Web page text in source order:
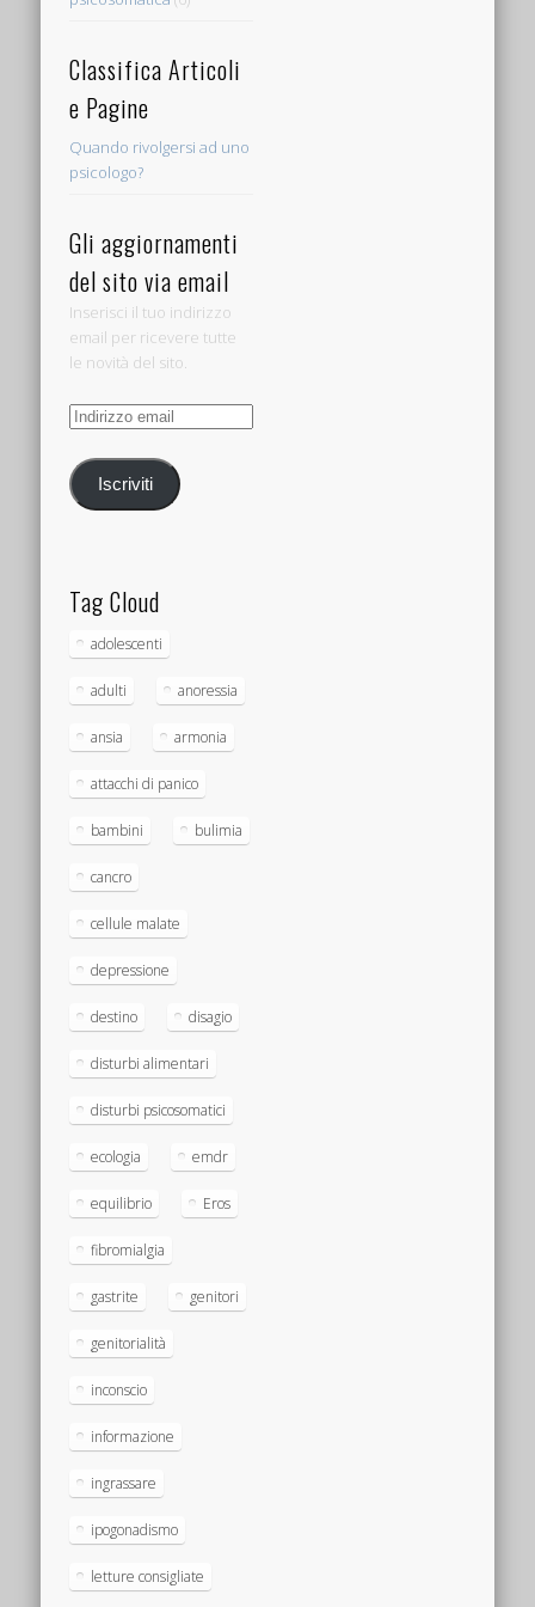
Classifica Articoli
e Pagine
Quando rivolgersi ad uno
psicologo?
Gli aggiornamenti
del sito via email
Inserisci il tuo indirizzo
email per ricevere tutte
le novità del sito.
Indirizzo
Iscriviti
Tag Cloud
adolescenti
adulti anoressia
ansia armonia
attacchi di panico
bambini bulimia
cancro
cellule malate
depressione
destino disagio
disturbi alimentari
disturbi psicosomatici
ecologia emdr
equilibrio Eros
fibromialgia
gastrite genitori
genitorialità
inconscio
informazione
ingrassare
ipogonadismo
letture consigliate